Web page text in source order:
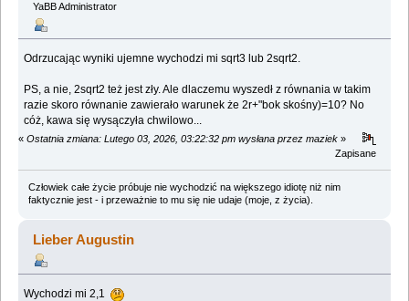
YaBB Administrator
Odrzucając wyniki ujemne wychodzi mi sqrt3 lub 2sqrt2.
PS, a nie, 2sqrt2 też jest zły. Ale dlaczemu wyszedł z równania w takim
razie skoro równanie zawierało warunek że 2r+"bok skośny)=10? No
cóż, kawa się wysączyła chwilowo...
« Ostatnia zmiana: Lutego 03, 2026, 03:22:32 pm wysłana przez maziek »
Zapisane
Człowiek całe życie próbuje nie wychodzić na większego idiotę niż nim
faktycznie jest - i przeważnie to mu się nie udaje (moje, z życia).
Lieber Augustin
Wychodzi mi 2,1